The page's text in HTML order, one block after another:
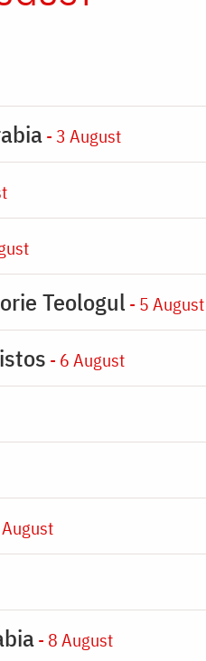
- 3 August
Teologul - 5 August
- 6 August
- 8 August